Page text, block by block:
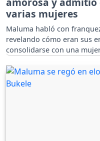
varias mujeres
Maluma habló con
revelando cómo eran sus
consolidarse con una